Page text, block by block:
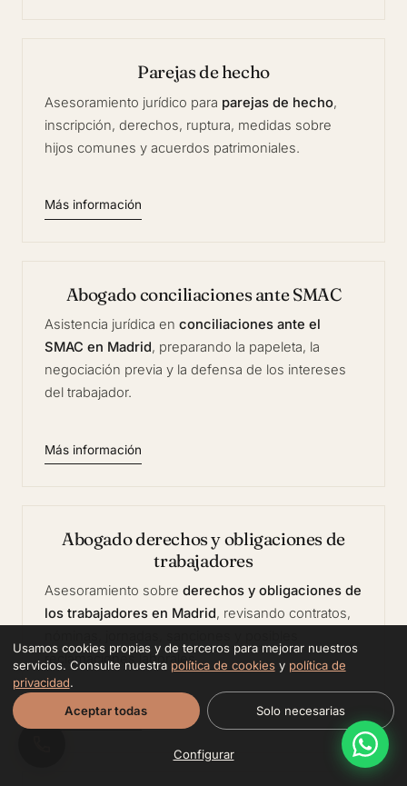
Parejas de hecho
Asesoramiento jurídico para parejas de hecho,
inscripción, derechos, ruptura, medidas sobre
hijos comunes y acuerdos patrimoniales.
Más información
Abogado conciliaciones ante SMAC
Asistencia jurídica en conciliaciones ante el
SMAC en Madrid, preparando la papeleta, la
negociación previa y la defensa de los intereses
del trabajador.
Más información
Abogado derechos y obligaciones de
trabajadores
Asesoramiento sobre derechos y obligaciones de
los trabajadores en Madrid, revisando contratos,
reclamaciones laborales.
Más información
Usamos cookies propias y de terceros para mejorar nuestros
servicios. Consulte nuestra política de cookiesy política de
privacidad.
Aceptar todas
Solo necesarias
Configurar